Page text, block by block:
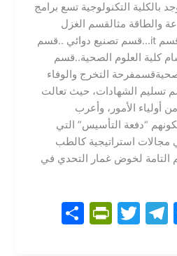
بالكلية التكنولوجية تسع برامج
والطاقة مثالقسم الغزل
والنسيج.قسم الجرارات.قسم it…قسم تصنيع دوائي ..قسم
كلية العلوم الصحية..قسم
التخرج والوفاء
تسليم الشهادات، حيث تعالت
أولياء الأمور، وأعرب
“دفعة التأسيس” التي
مجالات استراتيجية كالطب
التامة لخوض غمار التحدي في
M
T
T
Pr